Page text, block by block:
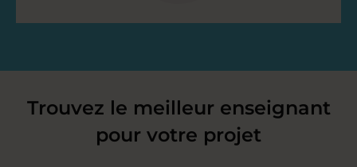
Trouvez le meilleur enseignant
pour votre projet